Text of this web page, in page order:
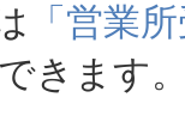
「営業
きます